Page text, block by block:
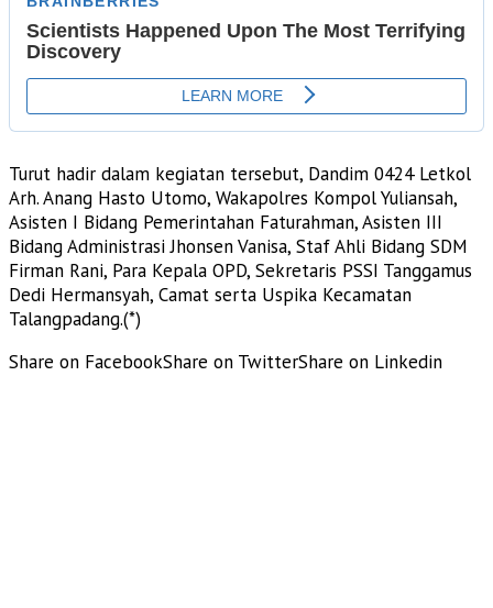
Turut hadir dalam kegiatan tersebut, Dandim 0424 Letkol
Arh. Anang Hasto Utomo, Wakapolres Kompol Yuliansah,
Asisten I Bidang Pemerintahan Faturahman, Asisten III
Bidang Administrasi Jhonsen Vanisa, Staf Ahli Bidang SDM
Firman Rani, Para Kepala OPD, Sekretaris PSSI Tanggamus
Dedi Hermansyah, Camat serta Uspika Kecamatan
Talangpadang.(*)
Share on FacebookShare on TwitterShare on Linkedin